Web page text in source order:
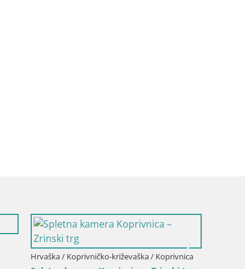
Hrvaška / Koprivničko-križevaška / Koprivnica